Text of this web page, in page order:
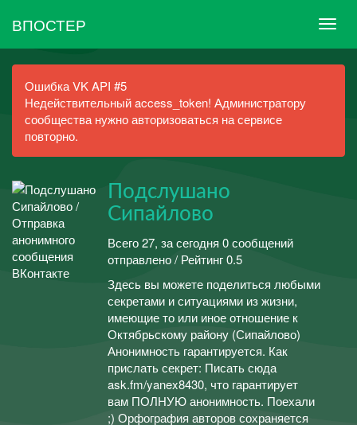
ВПОСТЕР
Ошибка VK API #5
Недействительный access_token! Администратору
сообщества нужно авторизоваться на сервисе
повторно.
Подслушано
Сипайлово
Всего 27, за сегодня 0 сообщений
отправлено / Рейтинг 0.5
Здесь вы можете поделиться любыми
секретами и ситуациями из жизни,
имеющие то или иное отношение к
Октябрьскому району (Сипайлово)
Анонимность гарантируется. Как
прислать секрет: Писать сюда
ask.fm/yanex8430, что гарантирует
вам ПОЛНУЮ анонимность. Поехали
;) Орфография авторов сохраняется